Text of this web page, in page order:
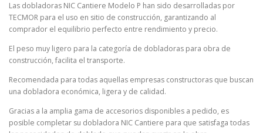
Las dobladoras NIC Cantiere Modelo P han sido desarrolladas por
TECMOR para el uso en sitio de construcción, garantizando al
comprador el equilibrio perfecto entre rendimiento y precio.
El peso muy ligero para la categoría de dobladoras para obra de
construcción, facilita el transporte.
Recomendada para todas aquellas empresas constructoras que buscan
una dobladora económica, ligera y de calidad.
Gracias a la amplia gama de accesorios disponibles a pedido, es
posible completar su dobladora NIC Cantiere para que satisfaga todas